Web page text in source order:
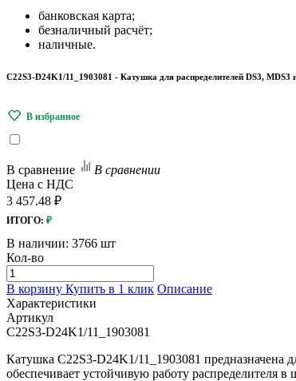
банковская карта;
безналичный расчёт;
наличные.
C22S3-D24K1/11_1903081 - Катушка для распределителей DS3,
В сравнение
В сравнении
Цена с НДС
3 457.48 ₽
ИТОГО: ₽
В наличии: 3766 шт
Кол-во
В корзину Купить в 1 клик Описание
Характеристики
Артикул
C22S3-D24K1/11_1903081
Катушка C22S3-D24K1/11_1903081 предназначена
обеспечивает устойчивую работу распределителя